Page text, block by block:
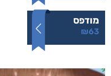
מודפס
₪63